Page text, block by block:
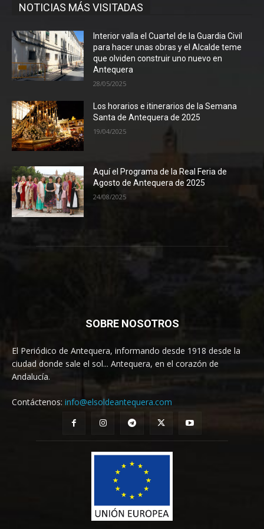
NOTICIAS MÁS VISITADAS
Interior valla el Cuartel de la Guardia Civil
para hacer unas obras y el Alcalde teme
que olviden construir uno nuevo en
Antequera
28/05/2025
Los horarios e itinerarios de la Semana
Santa de Antequera de 2025
19/04/2025
Aquí el Programa de la Real Feria de
Agosto de Antequera de 2025
24/08/2025
SOBRE NOSOTROS
El Periódico de Antequera, informando desde 1918 desde la
ciudad donde sale el sol... Antequera, en el corazón de
Andalucía.
Contáctenos: info@elsoldeantequera.com